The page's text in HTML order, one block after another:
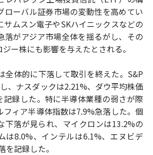
ローバル証券市場の変動性を高めてい
サムスン電子やSKハイニックスなどの
落がアジア市場全体を揺るがし、その
ー株にも影響を与えたとされる。
全体的に下落して取引を終えた。S&P
、ナスダックは2.21%、ダウ平均株価
記録した。特に半導体業種の弱さが際
フィア半導体指数は7.9%急落した。個
下落が見られ、マイクロンは13.2%の
は8.0%、インテルは6.1%、エヌビデ
を記録した。